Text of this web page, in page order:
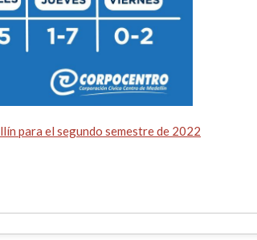
para el segundo semestre de 2022